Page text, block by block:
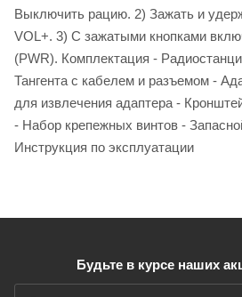
Выключить рацию. 2) Зажать и
VOL+. 3) С зажатыми кнопками
(PWR). Комплектация -
Тангента с кабелем и разъемом -
для извлечения адаптера -
- Набор крепежных винтов -
Инструкция по эксплуатации
Будьте в курсе наших